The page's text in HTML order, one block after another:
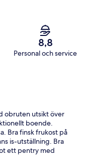
8,8
Personal och service
obruten utsikt över
boende.
Bra finsk frukost på
is-utställning. Bra
ett pentry med